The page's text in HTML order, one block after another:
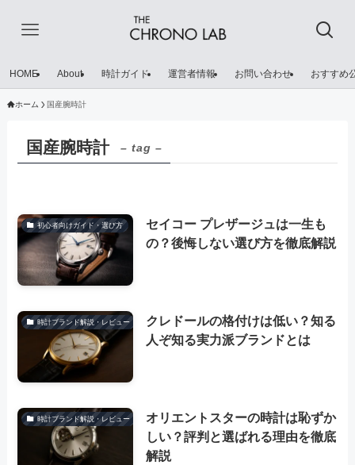
HOME About 時計ガイド 運営者情報 お問い合わせ おすすめ
ホーム 国産腕時計
国産腕時計 – tag –
初心者向けガイド・選び方
セイコー プレザージュは一生も
の？後悔しない選び方を徹底解説
時計ブランド解説・レビュー
クレドールの格付けは低い？知る
人ぞ知る実力派ブランドとは
時計ブランド解説・レビュー
オリエントスターの時計は恥ずか
しい？評判と選ばれる理由を徹底
解説